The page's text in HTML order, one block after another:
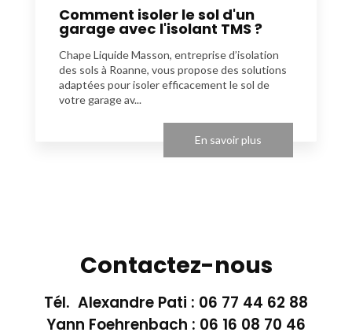
Comment isoler le sol d'un
garage avec l'isolant TMS ?
Chape Liquide Masson, entreprise d’isolation
des sols à Roanne, vous propose des solutions
adaptées pour isoler efficacement le sol de
votre garage av...
En savoir plus
Contactez-nous
Tél. Alexandre Pati : 06 77 44 62 88
Yann Foehrenbach : 06 16 08 70 46